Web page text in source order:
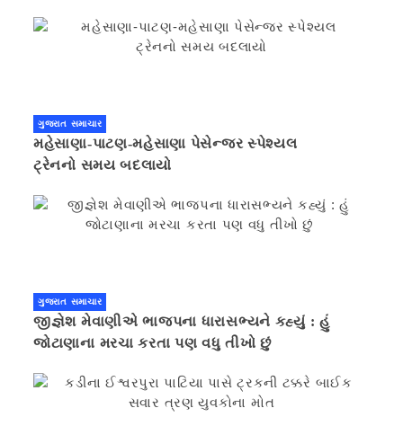
ગુજરાત સમાચાર
મહેસાણા-પાટણ-મહેસાણા પેસેન્જર સ્પેશ્યલ
ટ્રેનનો સમય બદલાયો
ગુજરાત સમાચાર
જીજ્ઞેશ મેવાણીએ ભાજપના ધારાસભ્યને કહ્યું : હું
જોટાણાના મરચા કરતા પણ વધુ તીખો છું